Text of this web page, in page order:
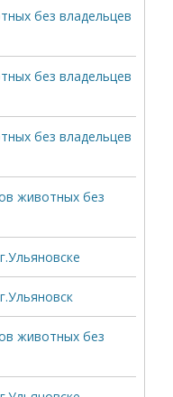
без владельцев
без владельцев
без владельцев
животных без
животных без